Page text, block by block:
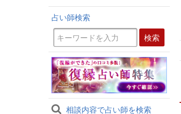
占い師検索
相談内容で占い師を検索